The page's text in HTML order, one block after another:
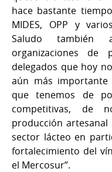
hace bastante
MIDES, OPP y
Saludo también
organizaciones de
delegados que hoy
aún más importante
que tenemos de
competitivas, de
producción
sector lácteo en
fortalecimiento del
el Mercosur”.